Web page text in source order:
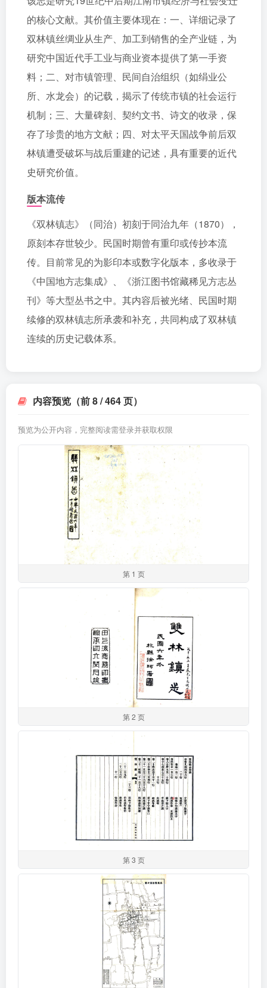
的核心文献。其价值主要体现在：一、详细记录了
双林镇丝绸业从生产、加工到销售的全产业链，为
研究中国近代手工业与商业资本提供了第一手资
料；二、对市镇管理、民间自治组织（如绢业公
所、水龙会）的记载，揭示了传统市镇的社会运行
机制；三、大量碑刻、契约文书、诗文的收录，保
存了珍贵的地方文献；四、对太平天国战争前后双
林镇遭受破坏与战后重建的记述，具有重要的近代
史研究价值。
版本流传
《双林镇志》（同治）初刻于同治九年（1870），
原刻本存世较少。民国时期曾有重印或传抄本流
传。目前常见的为影印本或数字化版本，多收录于
《中国地方志集成》、《浙江图书馆藏稀见方志丛
刊》等大型丛书之中。其内容后被光绪、民国时期
续修的双林镇志所承袭和补充，共同构成了双林镇
连续的历史记载体系。
内容预览（前 8 / 464 页）
预览为公开内容，完整阅读需登录并获取权限
第 1 页
第 2 页
第 3 页